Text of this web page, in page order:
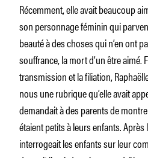
Récemment, elle avait beaucoup
son personnage féminin qui
beauté à des choses qui n’en ont
souffrance, la mort d’un être aimé.
transmission et la filiation,
nous une rubrique qu’elle avait
demandait à des parents de
étaient petits à leurs enfants.
interrogeait les enfants sur leur